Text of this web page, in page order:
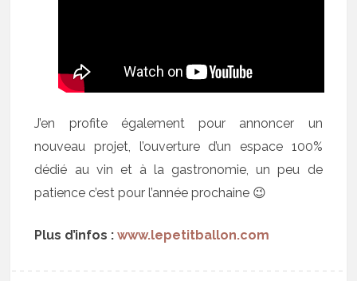
J’en profite également pour annoncer un
nouveau projet, l’ouverture d’un espace 100%
dédié au vin et à la gastronomie, un peu de
patience c’est pour l’année prochaine 😉
Plus d’infos : www.lepetitballon.com